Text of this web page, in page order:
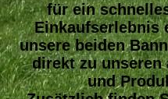
für ein
Einkaufserlebnis
unsere beiden
direkt zu unseren
und